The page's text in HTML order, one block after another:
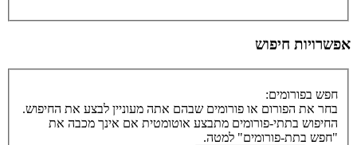
אפשרויות חיפוש
חפש בפורומים:
בחר את הפורום או פורומים שבהם אתה מעוניין לבצע את החיפוש.
החיפוש בתתי-פורומים מתבצע אוטומטית אם אינך מכבה את
"חפש בתת-פורומים" למטה.